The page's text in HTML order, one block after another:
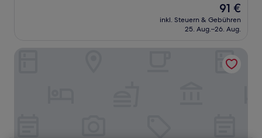
Der
Preis
beträgt
91 €
inkl. Steuern & Gebühren
25. Aug.–26. Aug.